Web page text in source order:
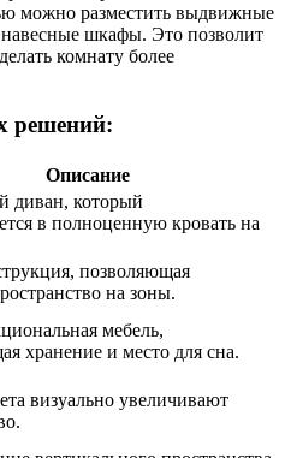
можно разместить выдвижные
шкафы. Это позволит
комнату более
решений:
Описание
диван, который
в полноценную кровать на
позволяющая
на зоны.
мебель,
хранение и место для сна.
визуально увеличивают